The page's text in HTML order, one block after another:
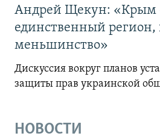
Андрей Щекун: «Крым
единственный регион,
меньшинство»
Дискуссия вокруг планов
защиты прав украинской
НОВОСТИ